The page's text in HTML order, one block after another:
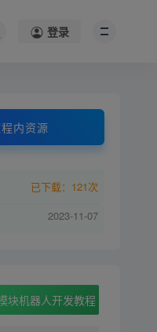
登录
内资源
已下载：121次
2023-11-07
块机器人开发教程